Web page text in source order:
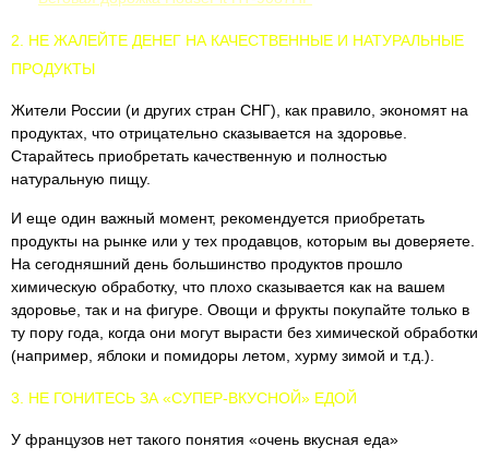
2. НЕ ЖАЛЕЙТЕ ДЕНЕГ НА КАЧЕСТВЕННЫЕ И НАТУРАЛЬНЫЕ
ПРОДУКТЫ
Жители России (и других стран СНГ), как правило, экономят на
продуктах, что отрицательно сказывается на здоровье.
Старайтесь приобретать качественную и полностью
натуральную пищу.
И еще один важный момент, рекомендуется приобретать
продукты на рынке или у тех продавцов, которым вы доверяете.
На сегодняшний день большинство продуктов прошло
химическую обработку, что плохо сказывается как на вашем
здоровье, так и на фигуре. Овощи и фрукты покупайте только в
ту пору года, когда они могут вырасти без химической обработки
(например, яблоки и помидоры летом, хурму зимой и т.д.).
3. НЕ ГОНИТЕСЬ ЗА «СУПЕР-ВКУСНОЙ» ЕДОЙ
У французов нет такого понятия «очень вкусная еда»